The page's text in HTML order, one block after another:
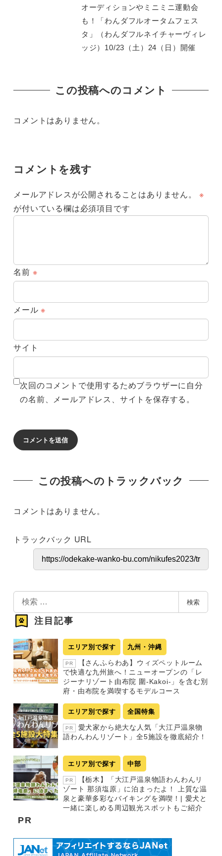
オーディションやミニミニ運動会
も！「わんダフルオータムフェス
タ」（わんダフルネイチャーヴィレ
ッジ）10/23（土）24（日）開催
この投稿へのコメント
コメントはありません。
コメントを残す
メールアドレスが公開されることはありません。
※
が付いている欄は必須項目です
名前 ※
メール※
サイト
次回のコメントで使用するためブラウザーに自分
の名前、メールアドレス、サイトを保存する。
この投稿へのトラックバック
コメントはありません。
トラックバック URL
索
検索
注目記事
エリア別で探す 九州・沖縄
PR
【さんふらわあ】ウィズペットルーム
で快適な九州旅へ！ニューオープンの「レ
ジーナリゾート由布院 圍-Kakoi-」を含む別
府・由布院を満喫するモデルコース
エリア別で探す 全国特集
PR
愛犬家から絶大な人気「大江戸温泉物
語わんわんリゾート」全5施設を徹底紹介！
エリア別で探す 中部
PR
【栃木】「大江戸温泉物語わんわんリ
ゾート 那須塩原」に泊まったよ！ 上質な温
泉と豪華多彩なバイキングを満喫！| 愛犬と
一緒に楽しめる周辺観光スポットもご紹介
PR